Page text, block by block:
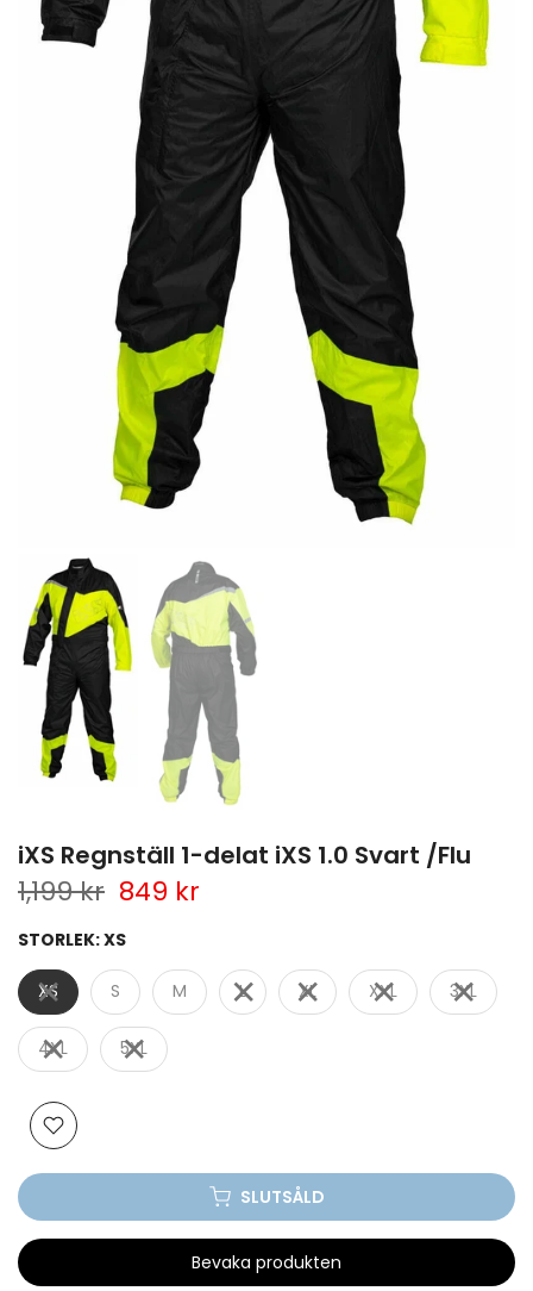
iXS Regnställ 1-delat iXS 1.0 Svart /Flu
1,199 kr 849 kr
STORLEK:XS
XS S M L XL XXL 3XL
4XL 5XL
SLUTSÅLD
Bevaka produkten